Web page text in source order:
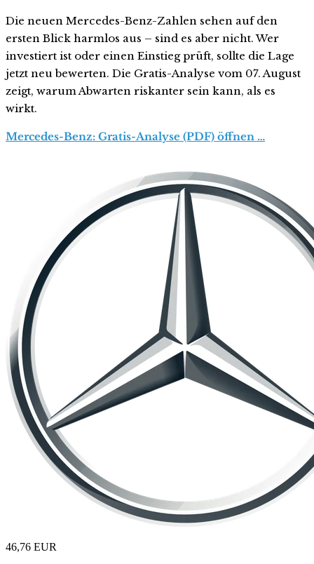
Die neuen Mercedes-Benz-Zahlen sehen auf den
ersten Blick harmlos aus – sind es aber nicht. Wer
investiert ist oder einen Einstieg prüft, sollte die Lage
jetzt neu bewerten. Die Gratis-Analyse vom 07. August
zeigt, warum Abwarten riskanter sein kann, als es
wirkt.
Mercedes-Benz: Gratis-Analyse (PDF) öffnen …
46,76 EUR